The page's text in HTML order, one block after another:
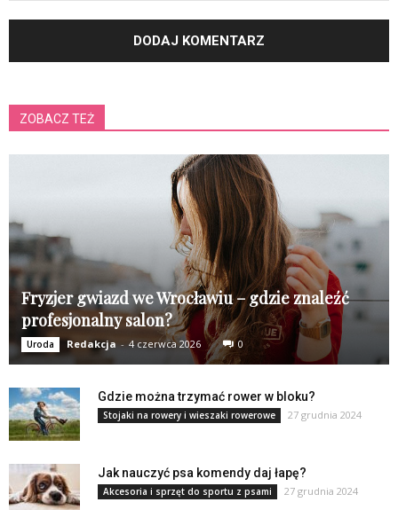
ZOBACZ TEŻ
Fryzjer gwiazd we Wrocławiu – gdzie znaleźć
profesjonalny salon?
Uroda Redakcja - 4 czerwca 2026 0
Gdzie można trzymać rower w bloku?
Stojaki na rowery i wieszaki rowerowe 27 grudnia 2024
Jak nauczyć psa komendy daj łapę?
Akcesoria i sprzęt do sportu z psami 27 grudnia 2024